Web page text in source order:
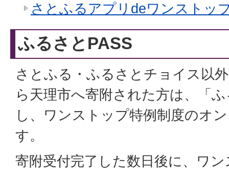
さとふるアプリdeワンストッ
ふるさとPASS
さとふる・ふるさとチョイス以
ら天理市へ寄附された方は、「
し、ワンストップ特例制度のオ
す。
寄附受付完了した数日後に、ワ